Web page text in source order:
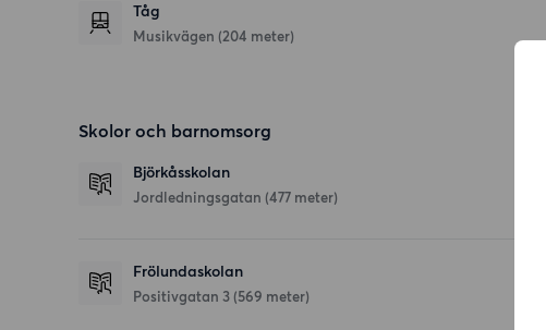
Tåg
Musikvägen (204 meter)
Skolor och barnomsorg
Björkåsskolan
Jordledningsgatan (477 meter)
Frölundaskolan
Positivgatan 3 (569 meter)